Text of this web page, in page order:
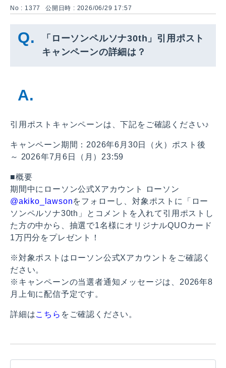
No : 1377
公開日時 : 2026/06/29 17:57
「ローソンペルソナ30th」引用ポスト
キャンペーンの詳細は？
引用ポストキャンペーンは、下記をご確認ください♪
キャンペーン期間：2026年6月30日（火）ポスト後
～ 2026年7月6日（月）23:59
■概要
期間中にローソン公式Xアカウント ローソン
@akiko_lawsonをフォローし、対象ポストに「ロー
ソンペルソナ30th」とコメントを入れて引用ポストし
た方の中から、抽選で1名様にオリジナルQUOカード
1万円分をプレゼント！
※対象ポストはローソン公式Xアカウントをご確認く
ださい。
※キャンペーンの当選者通知メッセージは、2026年8
月上旬に配信予定です。
詳細はこちら をご確認ください。